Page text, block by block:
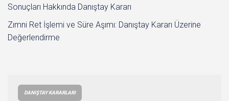
Sonuçları Hakkında Danıştay Kararı
Zımni Ret İşlemi ve Süre Aşımı: Danıştay Kararı Üzerine
Değerlendirme
DANIŞTAY KARARLARI